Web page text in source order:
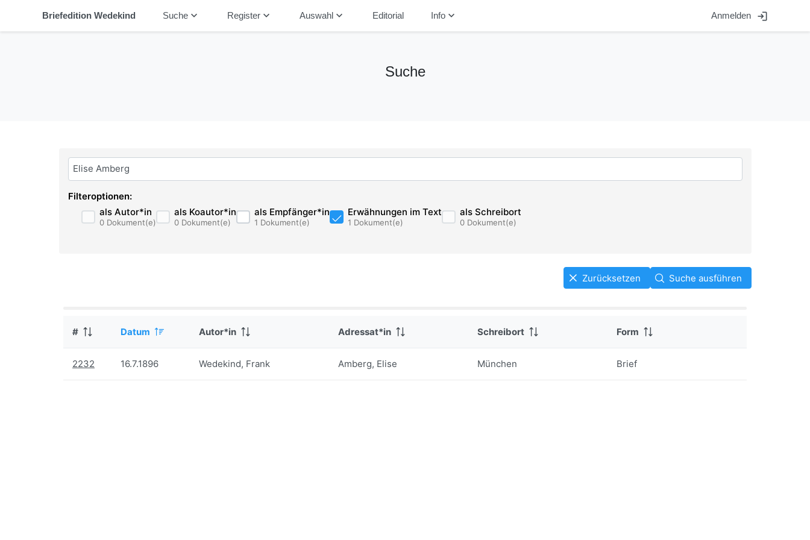
Briefedition Wedekind Suchekeyboard_arrow_down Registerkeyboard_arrow_down Auswahlkeyboard_arrow_down Editorial Infokeyboard_arrow_down Anmelden login
Suche
Bitte geben Sie hier ihren Suchbegriff ein:
Filteroptionen:
als Autor*in
0 Dokument(e)
als Koautor*in
0 Dokument(e)
als Empfänger*in
1 Dokument(e)
Erwähnungen im Text
1 Dokument(e)
als Schreibort
0 Dokument(e)
Zurücksetzen Suche ausführen
# Datum Autor*in Adressat*in Schreibort Form
2232 16.7.1896 Wedekind, Frank Amberg, Elise München Brief